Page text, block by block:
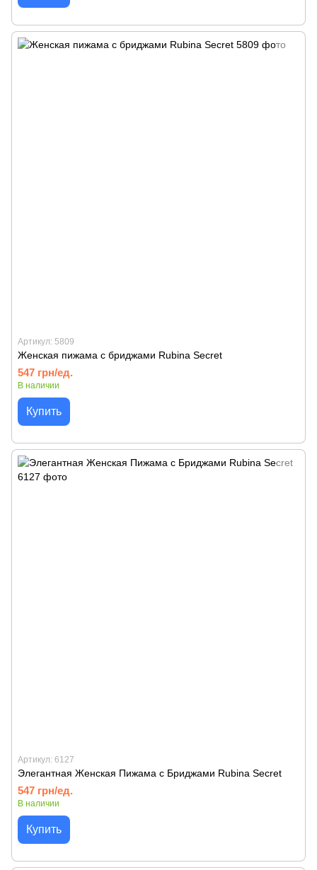
Артикул: 5809
Женская пижама с бриджами Rubina Secret
547 грн/ед.
В наличии
Купить
Артикул: 6127
Элегантная Женская Пижама с Бриджами Rubina Secret
547 грн/ед.
В наличии
Купить